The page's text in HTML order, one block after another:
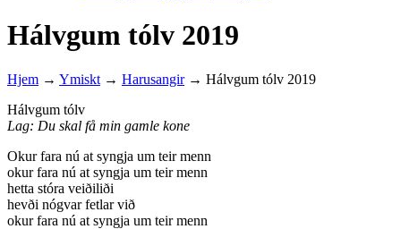
Hálvgum tólv 2019
Hjem → Ymiskt → Harusangir→ Hálvgum tólv 2019
Hálvgum tólv
Lag: Du skal få min gamle kone
Okur fara nú at syngja um teir menn
okur fara nú at syngja um teir menn
hetta stóra veiðiliði
hevði nógvar fetlar við
okur fara nú at syngja um teir menn